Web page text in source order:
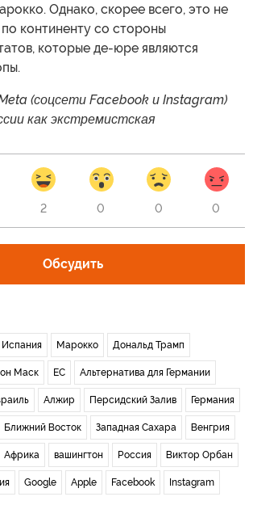
Однако, скорее всего, это не
континенту со стороны
которые де-юре являются
(соцсети Facebook и Instagram)
как экстремистская
2 0 0 0
Обсудить
Испания Марокко Дональд Трамп
Маск ЕС Альтернатива для Германии
Алжир Персидский Залив Германия
Ближний Восток Западная Сахара Венгрия
Африка вашингтон Россия Виктор Орбан
Google Apple Facebook Instagram